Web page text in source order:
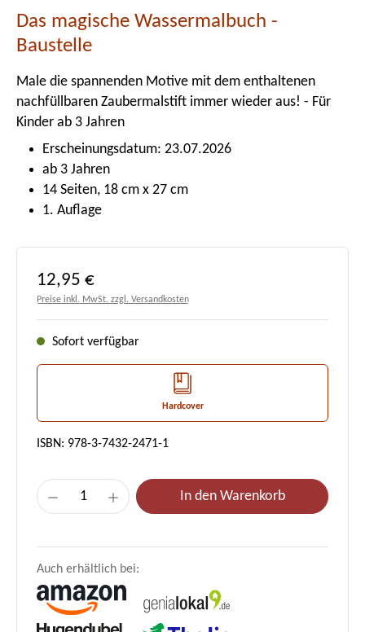
Das magische Wassermalbuch -
Baustelle
Male die spannenden Motive mit dem enthaltenen
nachfüllbaren Zaubermalstift immer wieder aus! - Für
Kinder ab 3 Jahren
Erscheinungsdatum: 23.07.2026
ab 3 Jahren
14 Seiten, 18 cm x 27 cm
1. Auflage
Regulärer Preis:
12,95 €
Preise inkl. MwSt. zzgl. Versandkosten
Sofort verfügbar
Hardcover
ISBN: 978-3-7432-2471-1
Produkt Anzahl: Gib den gewünschten
In den Warenkorb
Auch erhältlich bei: